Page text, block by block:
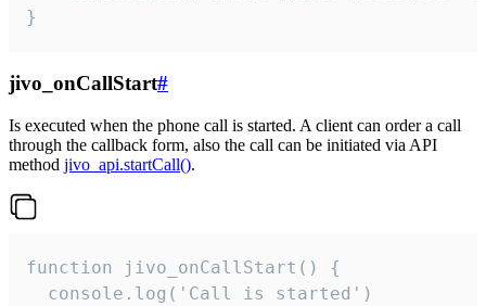
}
jivo_onCallStart#
Is executed when the phone call is started. A client can order a call
through the callback form, also the call can be initiated via API
method jivo_api.startCall().
function jivo_onCallStart() {
  console.log('Call is started')